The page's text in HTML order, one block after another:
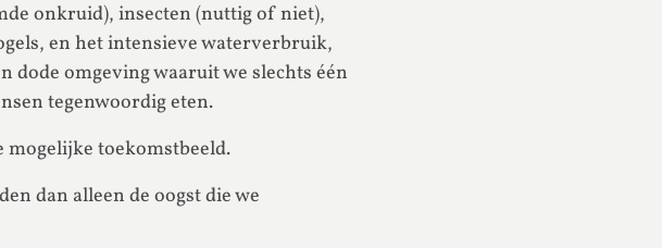
onkruid), insecten (nuttig of niet),
en het intensieve waterverbruik,
dode omgeving waaruit we slechts één
tegenwoordig eten.
mogelijke toekomstbeeld.
dan alleen de oogst die we